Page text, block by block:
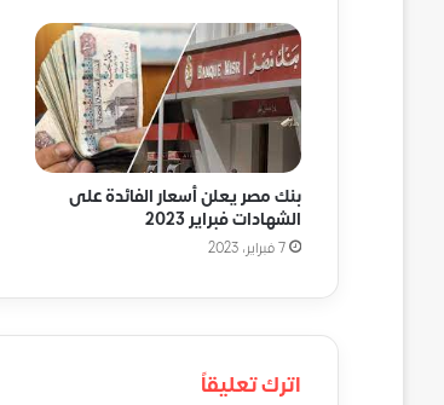
بنك مصر يعلن أسعار الفائدة على
الشهادات فبراير 2023
7 فبراير، 2023
اترك تعليقاً